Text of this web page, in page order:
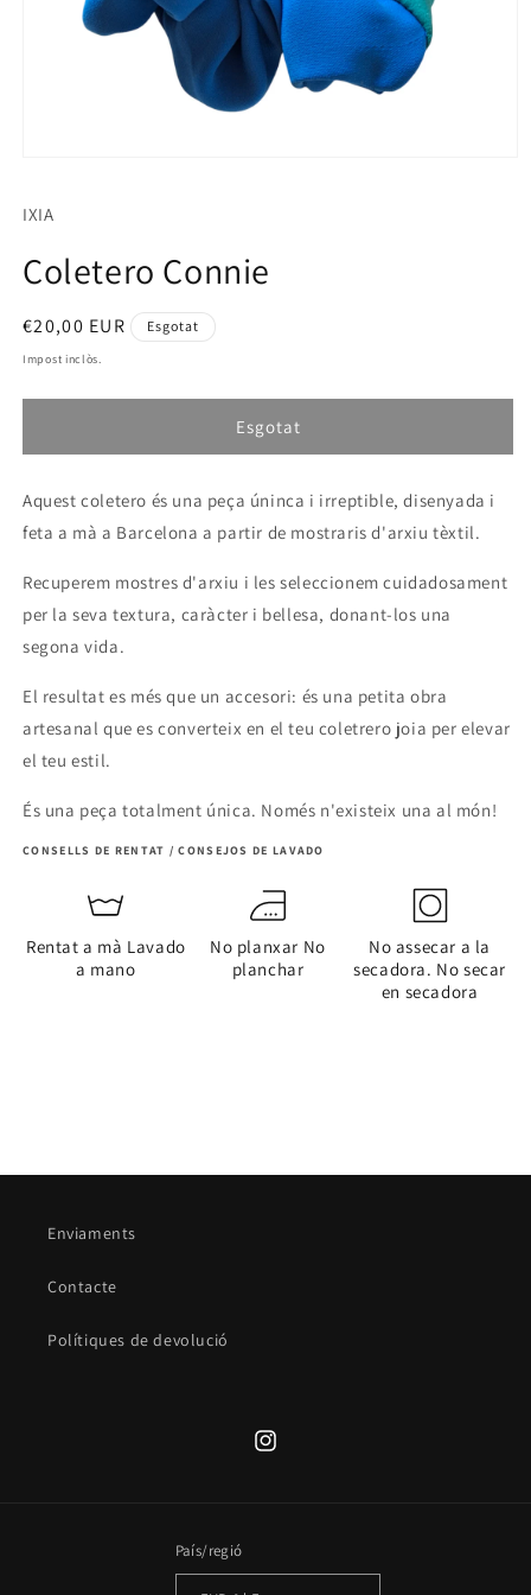
1
finestra
modal
IXIA
Coletero Connie
Preu
habitual
€20,00 EUR Esgotat
Impost inclòs.
Esgotat
Aquest coletero és una peça úninca i irreptible, disenyada i
feta a mà a Barcelona a partir de mostraris d'arxiu tèxtil.
Recuperem mostres d'arxiu i les seleccionem cuidadosament
per la seva textura, caràcter i bellesa, donant-los una
segona vida.
El resultat es més que un accesori: és una petita obra
artesanal que es converteix en el teu coletrero joia per elevar
el teu estil.
És una peça totalment única. Només n'existeix una al món!
CONSELLS DE RENTAT / CONSEJOS DE LAVADO
Rentat a mà Lavado
a mano
No planxar No
planchar
No assecar a la
secadora. No secar
en secadora
Enviaments
Contacte
Polítiques de devolució
Translation
País/regió